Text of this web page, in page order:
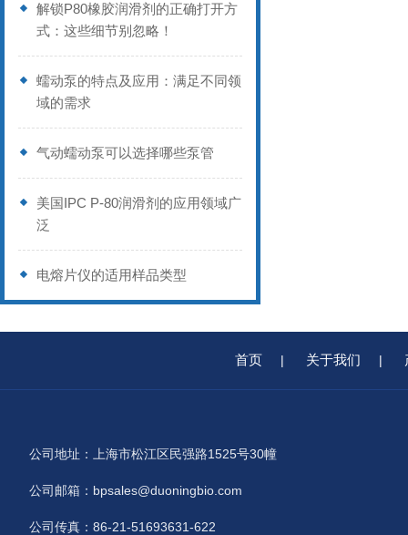
解锁P80橡胶润滑剂的正确打开方
式：这些细节别忽略！
蠕动泵的特点及应用：满足不同领
域的需求
气动蠕动泵可以选择哪些泵管
美国IPC P-80润滑剂的应用领域广
泛
电熔片仪的适用样品类型
首页 | 关于我们 |
公司地址：上海市松江区民强路1525号30幢
公司邮箱：bpsales@duoningbio.com
公司传真：86-21-51693631-622